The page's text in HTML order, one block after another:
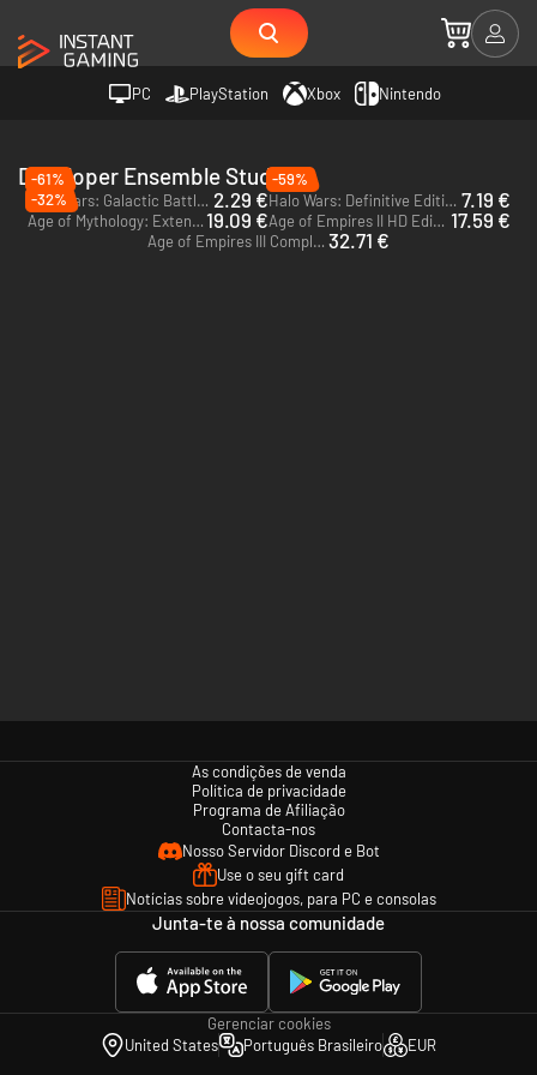
PC PlayStation Xbox Nintendo
Developer Ensemble Studios
-61%
Star Wars: Galactic Battlegrounds Saga - PC (Steam) 2.29 €
-59%
Halo Wars: Definitive Edition - PC & Xbox One (Microsoft Store) - US 7.19 €
-32%
Age of Mythology: Extended Edition - PC (Steam)19.09 € Age of Empires II HD Edition - PC (Steam) 17.59 €
Age of Empires III Complete Collection - PC (Steam) 32.71 €
As condições de venda
Política de privacidade
Programa de Afiliação
Contacta-nos
Nosso Servidor Discord e Bot
Use o seu gift card
Notícias sobre videojogos, para PC e consolas
Junta-te à nossa comunidade
Gerenciar cookies
United States
Português Brasileiro EUR